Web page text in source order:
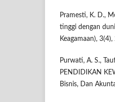
Pramesti, K. D.,
tinggi dengan
Keagamaan),
Purwati, A. S.,
PENDIDIKAN
Bisnis, Dan